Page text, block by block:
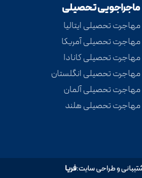
ماجراجویی تحصیلی
مهاجرت تحصیلی ایتالیا
مهاجرت تحصیلی آمریکا
مهاجرت تحصیلی کانادا
مهاجرت تحصیلی انگلستان
مهاجرت تحصیلی آلمان
مهاجرت تحصیلی هلند
فریا